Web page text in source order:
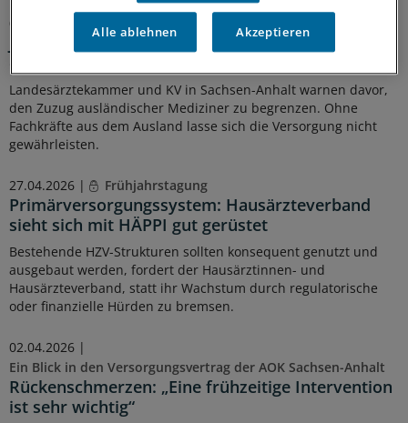
08.05.2026 |
Jeder fünfte Arzt in Sachsen-Anhalt stammt aus
Landesärztekammer und KV in Sachsen-Anhalt warnen davor,
den Zuzug ausländischer Mediziner zu begrenzen. Ohne
Fachkräfte aus dem Ausland lasse sich die Versorgung nicht
gewährleisten.
27.04.2026 | Frühjahrstagung
Primärversorgungssystem: Hausärzteverband
sieht sich mit HÄPPI gut gerüstet
Bestehende HZV-Strukturen sollten konsequent genutzt und
ausgebaut werden, fordert der Hausärztinnen- und
Hausärzteverband, statt ihr Wachstum durch regulatorische
oder finanzielle Hürden zu bremsen.
02.04.2026 |
Ein Blick in den Versorgungsvertrag der AOK Sachsen-Anhalt
Rückenschmerzen: „Eine frühzeitige Intervention
ist sehr wichtig“
Alle ablehnen Akzeptieren